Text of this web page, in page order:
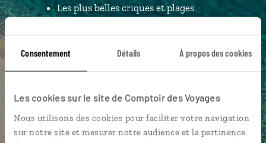
Consentement Détails À propos des cookies
Les cookies sur le site de Comptoir des Voyages
Nous utilisons des cookies pour faciliter votre navigation
sur notre site et mesurer notre audience et la pertinence
Les plus belles criques et plages
vous-même
DÉCOUVRIR LUCIOLE